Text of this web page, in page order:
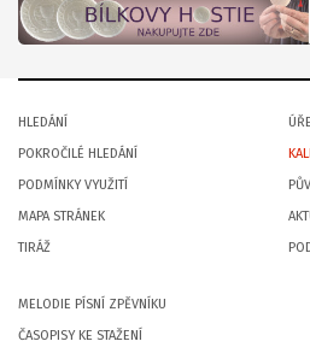
HLEDÁNÍ
POKROČILÉ HLEDÁNÍ
PODMÍNKY VYUŽITÍ
MAPA STRÁNEK
TIRÁŽ
MELODIE PÍSNÍ ZPĚVNÍKU
ČASOPISY KE STAŽENÍ